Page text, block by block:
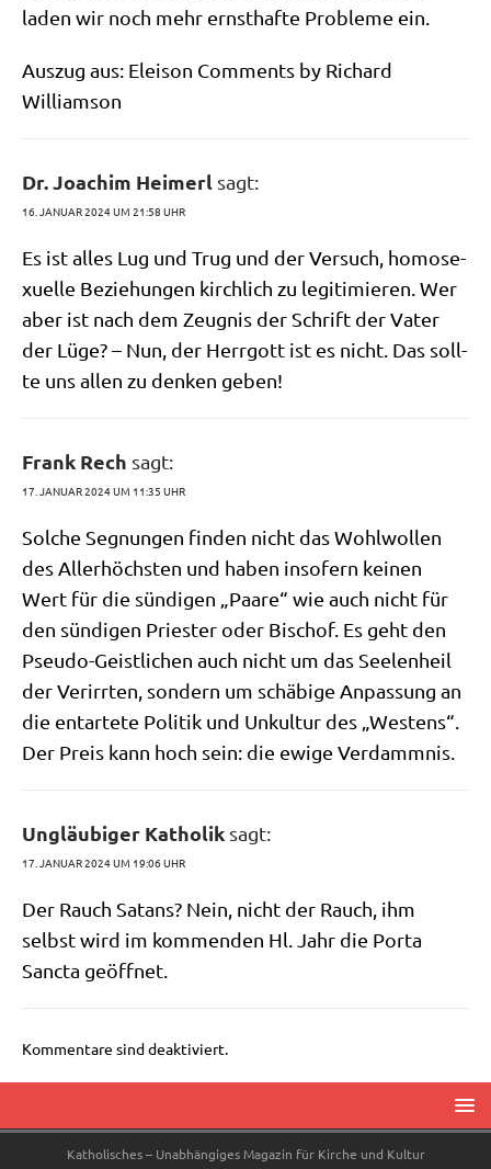
laden wir noch mehr ernst­haf­te Pro­ble­me ein.
Aus­zug aus: Elei­son Comm­ents by Richard
Williamson
Dr. Joachim Heimerl sagt:
16. JANUAR 2024 UM 21:58 UHR
Es ist alles Lug und Trug und der Ver­such, homo­se­
xu­el­le Bezie­hun­gen kirch­lich zu legi­ti­mie­ren. Wer
aber ist nach dem Zeug­nis der Schrift der Vater
der Lüge? – Nun, der Herr­gott ist es nicht. Das soll­
te uns allen zu den­ken geben!
Frank Rech sagt:
17. JANUAR 2024 UM 11:35 UHR
Sol­che Seg­nun­gen fin­den nicht das Wohl­wol­len
des Aller­höch­sten und haben inso­fern kei­nen
Wert für die sün­di­gen „Paa­re“ wie auch nicht für
den sün­di­gen Prie­ster oder Bischof. Es geht den
Pseu­do-Geist­li­chen auch nicht um das See­len­heil
der Ver­irr­ten, son­dern um schä­bi­ge Anpas­sung an
die ent­ar­te­te Poli­tik und Unkul­tur des „Westens“.
Der Preis kann hoch sein: die ewi­ge Verdammnis.
Ungläubiger Katholik sagt:
17. JANUAR 2024 UM 19:06 UHR
Der Rauch Satans? Nein, nicht der Rauch, ihm
selbst wird im kom­men­den Hl. Jahr die Por­ta
Sanc­ta geöffnet.
Kommentare sind deaktiviert.
Katholisches – Unabhängiges Magazin für Kirche und Kultur